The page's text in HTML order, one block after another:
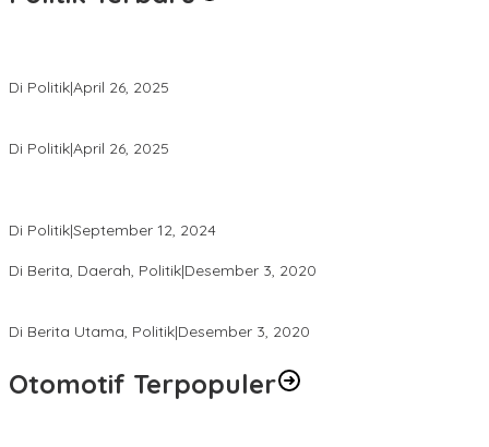
Di Politik|April 26, 2025
Di Politik|April 26, 2025
Di Politik|September 12, 2024
Di Berita, Daerah, Politik|Desember 3, 2020
Di Berita Utama, Politik|Desember 3, 2020
Otomotif Terpopuler